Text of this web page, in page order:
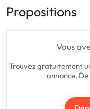
Propositions
Vous
Trouvez gratuitement
annonce.